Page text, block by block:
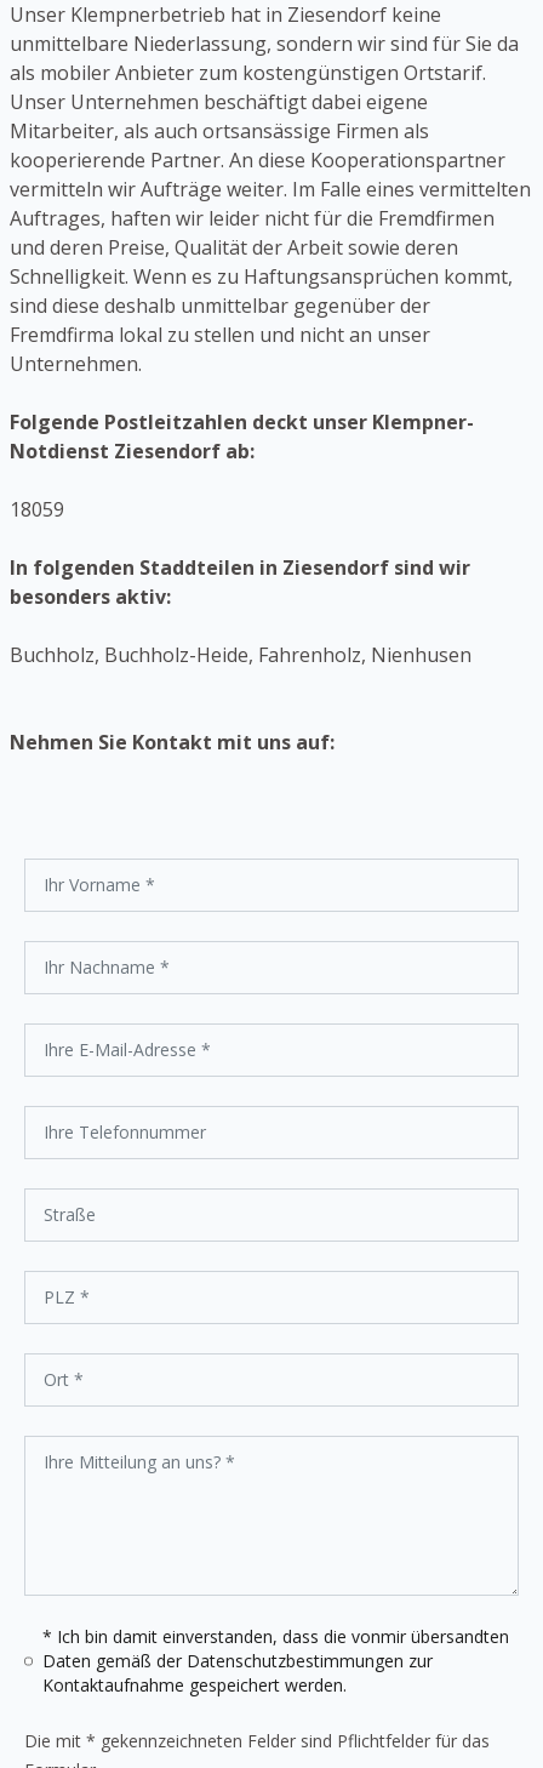
Unser Klempnerbetrieb hat in Ziesendorf keine
unmittelbare Niederlassung, sondern wir sind für Sie da
als mobiler Anbieter zum kostengünstigen Ortstarif.
Unser Unternehmen beschäftigt dabei eigene
Mitarbeiter, als auch ortsansässige Firmen als
kooperierende Partner. An diese Kooperationspartner
vermitteln wir Aufträge weiter. Im Falle eines vermittelten
Auftrages, haften wir leider nicht für die Fremdfirmen
und deren Preise, Qualität der Arbeit sowie deren
Schnelligkeit. Wenn es zu Haftungsansprüchen kommt,
sind diese deshalb unmittelbar gegenüber der
Fremdfirma lokal zu stellen und nicht an unser
Unternehmen.
Folgende Postleitzahlen deckt unser Klempner-
Notdienst Ziesendorf ab:
18059
In folgenden Staddteilen in Ziesendorf sind wir
besonders aktiv:
Buchholz, Buchholz-Heide, Fahrenholz, Nienhusen
Nehmen Sie Kontakt mit uns auf:
* Ich bin damit einverstanden, dass die vonmir übersandten
Daten gemäß der Datenschutzbestimmungen zur
Kontaktaufnahme gespeichert werden.
Die mit * gekennzeichneten Felder sind Pflichtfelder für das